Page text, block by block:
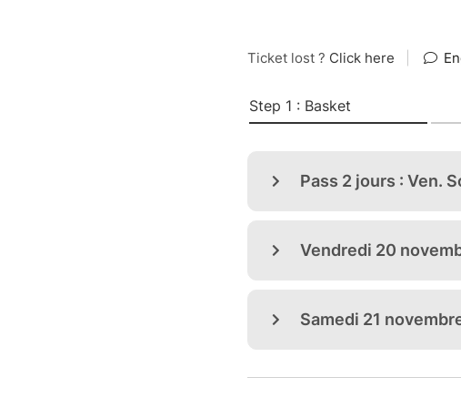
Ticket lost ? Click here
Step 1 : Basket
Pass 2 jours : Ven.
Vendredi 20
Samedi 21